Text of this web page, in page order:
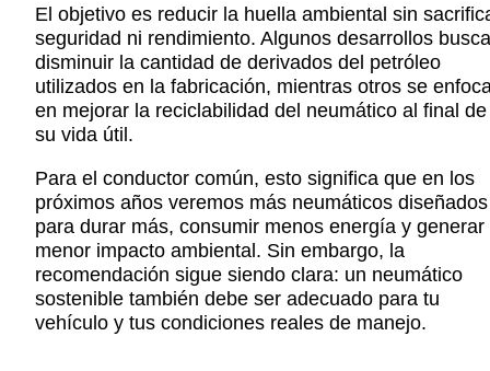
El objetivo es reducir la huella ambiental sin
seguridad ni rendimiento. Algunos desarrollos
disminuir la cantidad de derivados del petróleo
utilizados en la fabricación, mientras otros se
en mejorar la reciclabilidad del neumático al final de
su vida útil.
Para el conductor común, esto significa que en los
próximos años veremos más neumáticos diseñados
para durar más, consumir menos energía y generar
menor impacto ambiental. Sin embargo, la
recomendación sigue siendo clara: un neumático
sostenible también debe ser adecuado para tu
vehículo y tus condiciones reales de manejo.